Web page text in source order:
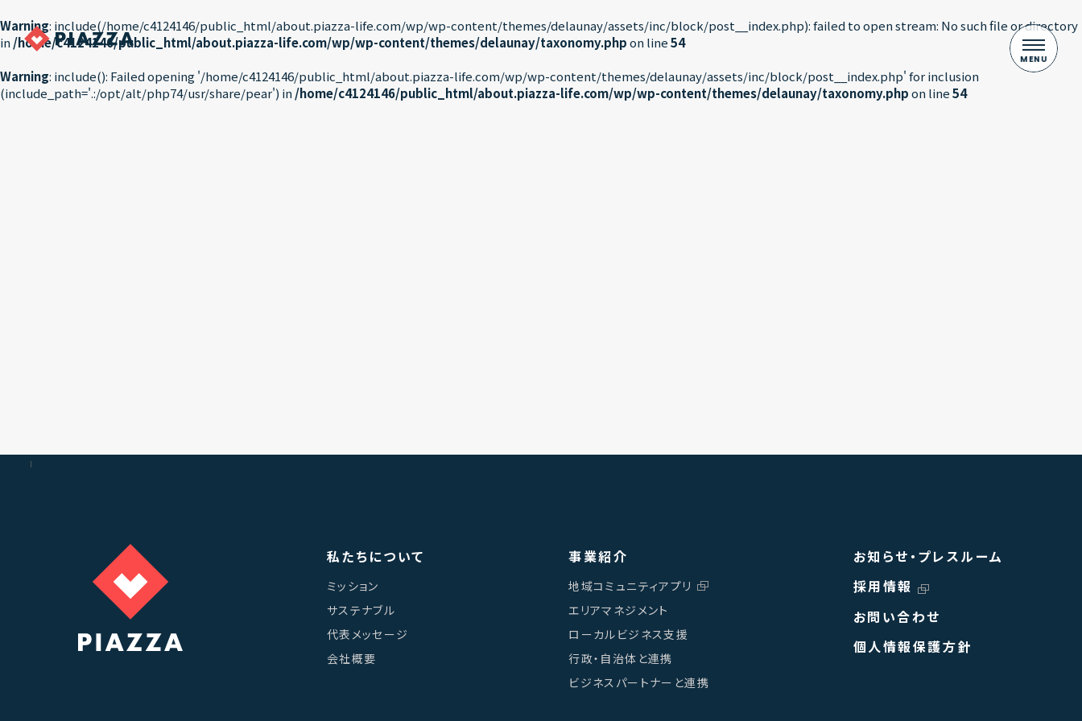
Warning: include(/home/c4124146/public_html/about.piazza-life.com/wp/wp-content/themes/delaunay/assets/inc/block/post__index.php): failed to open stream: No such file or directory
in /home/c4124146/public_html/about.piazza-life.com/wp/wp-content/themes/delaunay/taxonomy.phpon line54
Warning: include(): Failed opening '/home/c4124146/public_html/about.piazza-life.com/wp/wp-content/themes/delaunay/assets/inc/block/post__index.php' for inclusion
(include_path='.:/opt/alt/php74/usr/share/pear') in /home/c4124146/public_html/about.piazza-life.com/wp/wp-content/themes/delaunay/taxonomy.phpon line54
私たちについて
ミッション
サステナブル
代表メッセージ
会社概要
事業紹介
地域コミュニティアプリ
エリアマネジメント
ローカルビジネス支援
行政・自治体と連携
ビジネスパートナーと連携
お知らせ・プレスルーム
採用情報
お問い合わせ
個人情報保護方針